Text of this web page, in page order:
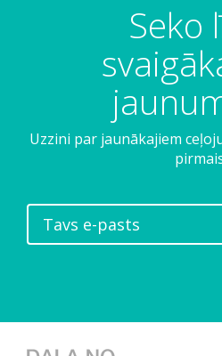
Seko
Uzzini par jaunākajiem